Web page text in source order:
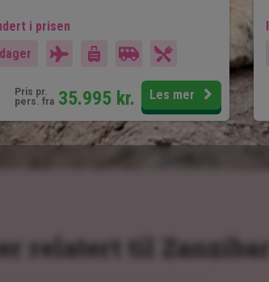
i prisen
Pris pr.
pers. fra 35.995 kr. Les mer
relatert til Zanzibar